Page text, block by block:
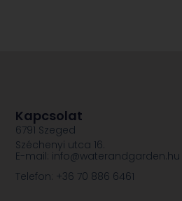
Kapcsolat
6791 Szeged
Széchenyi utca 16.
E-mail: info@waterandgarden.hu
Telefon: +36 70 886 6461